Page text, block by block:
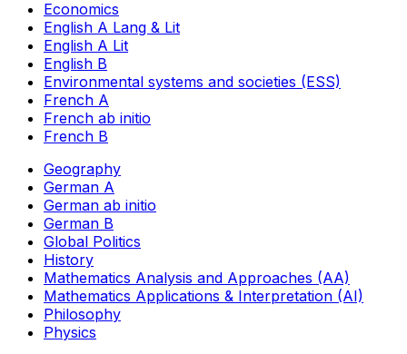
Economics
English A Lang & Lit
English A Lit
English B
Environmental systems and societies (ESS)
French A
French ab initio
French B
Geography
German A
German ab initio
German B
Global Politics
History
Mathematics Analysis and Approaches (AA)
Mathematics Applications & Interpretation (AI)
Philosophy
Physics